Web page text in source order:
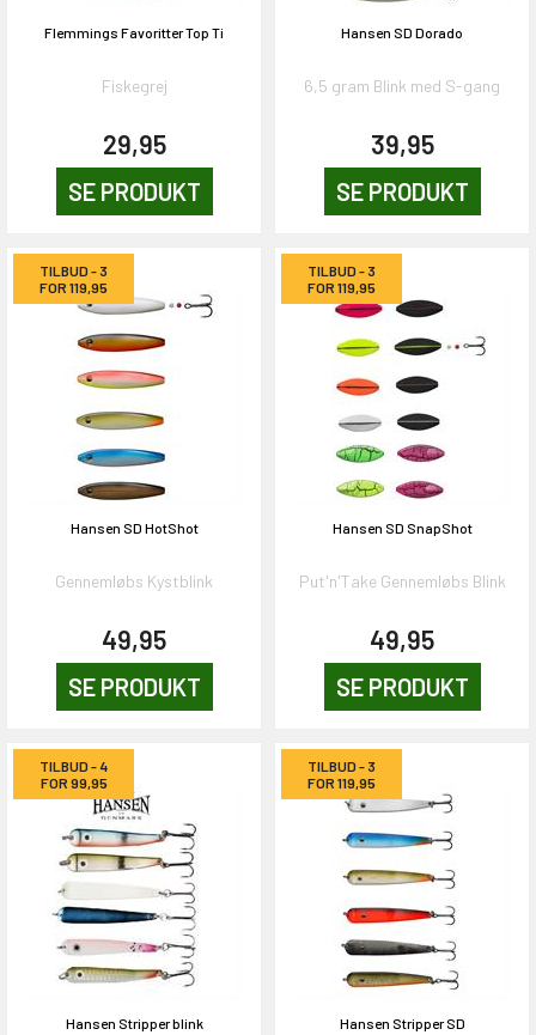
Flemmings Favoritter Top Ti
Fiskegrej
29,95
SE PRODUKT
Hansen SD Dorado
6,5 gram Blink med S-gang
39,95
SE PRODUKT
TILBUD - 3
FOR 119,95
Hansen SD HotShot
Gennemløbs Kystblink
49,95
SE PRODUKT
TILBUD - 3
FOR 119,95
Hansen SD SnapShot
Put'n'Take Gennemløbs Blink
49,95
SE PRODUKT
TILBUD - 4
FOR 99,95
Hansen Stripper blink
TILBUD - 3
FOR 119,95
Hansen Stripper SD